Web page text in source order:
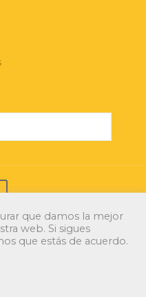
los derechos
Kimo
que damos la mejor
web. Si sigues
que estás de acuerdo.